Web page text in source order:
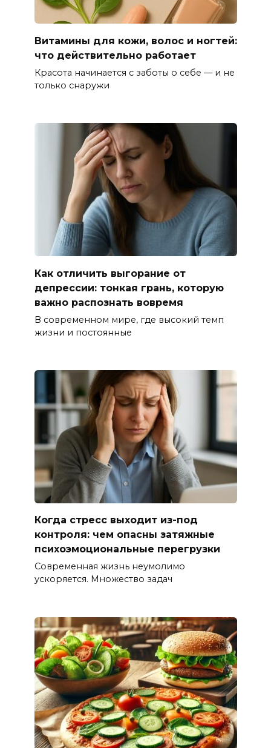
Витамины для кожи, волос и ногтей:
что действительно работает
Красота начинается с заботы о себе — и не
только снаружи
Как отличить выгорание от
депрессии: тонкая грань, которую
важно распознать вовремя
В современном мире, где высокий темп
жизни и постоянные
Когда стресс выходит из-под
контроля: чем опасны затяжные
психоэмоциональные перегрузки
Современная жизнь неумолимо
ускоряется. Множество задач